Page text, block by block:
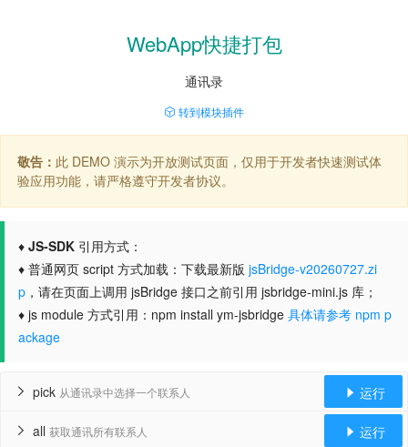
WebApp快捷打包
通讯录
转到模块插件
敬告： 此 DEMO 演示为开放测试页面，仅用于开发者快速测试体
验应用功能，请严格遵守开发者协议。
♦ JS-SDK 引用方式：
♦ 普通网页 script 方式加载：下载最新版 jsBridge-v20260727.zi
p ，请在页面上调用 jsBridge 接口之前引用 jsbridge-mini.js 库；
♦ js module 方式引用：npm install ym-jsbridge 具体请参考 npm p
ackage
pick 从通讯录中选择一个联系人
  运行
all 获取通讯所有联系人
  运行